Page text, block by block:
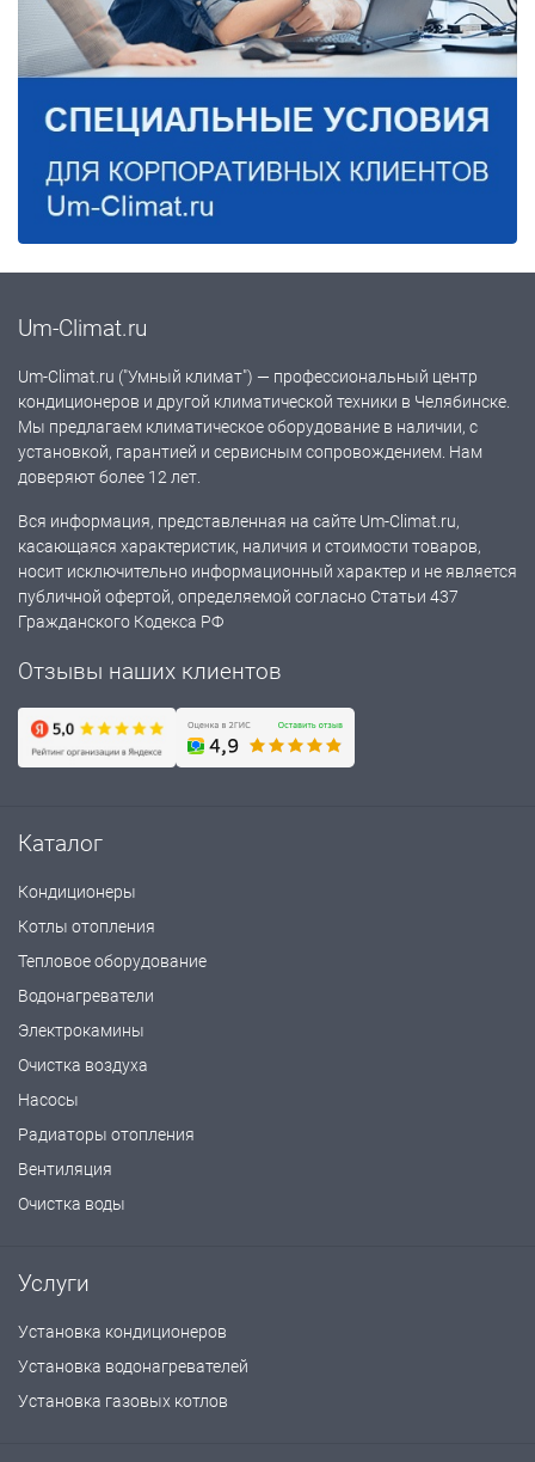
Um-Climat.ru
Um-Climat.ru ("Умный климат") — профессиональный центр
кондиционеров и другой климатической техники в Челябинске.
Мы предлагаем климатическое оборудование в наличии, с
установкой, гарантией и сервисным сопровождением. Нам
доверяют более 12 лет.
Вся информация, представленная на сайте Um-Climat.ru,
касающаяся характеристик, наличия и стоимости товаров,
носит исключительно информационный характер и не является
публичной офертой, определяемой согласно Статьи 437
Гражданского Кодекса РФ
Отзывы наших клиентов
Каталог
Кондиционеры
Котлы отопления
Тепловое оборудование
Водонагреватели
Электрокамины
Очистка воздуха
Насосы
Радиаторы отопления
Вентиляция
Очистка воды
Услуги
Установка кондиционеров
Установка водонагревателей
Установка газовых котлов